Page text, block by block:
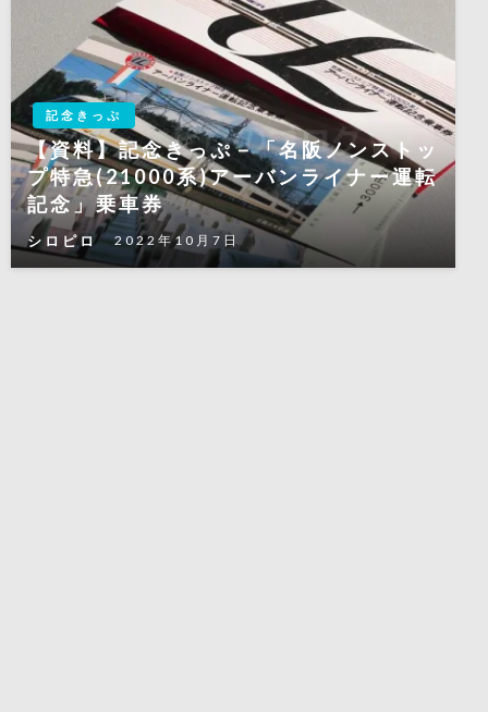
記念きっぷ
【資料】記念きっぷ－「名阪ノンストッ
プ特急(21000系)アーバンライナー運転
記念」乗車券
シロピロ 2022年10月7日